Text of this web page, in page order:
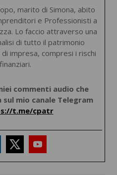
marito di Simona, abito
e Professionisti a
Lo faccio attraverso una
di tutto il patrimonio
impresa, compresi i rischi
commenti audio che
mio canale Telegram
t.me/cpatr